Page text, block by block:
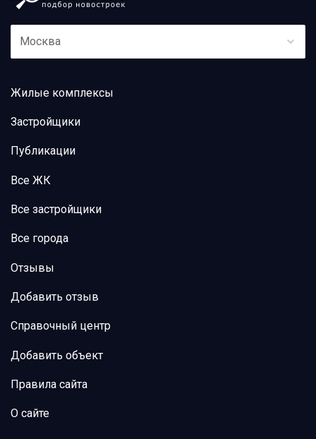
Москва
Жилые комплексы
Застройщики
Публикации
Все ЖК
Все застройщики
Все города
Отзывы
Добавить отзыв
Справочный центр
Добавить объект
Правила сайта
О сайте